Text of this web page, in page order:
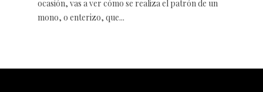
ocasión, vas a ver cómo se realiza el patrón de un
mono, o enterizo, que...